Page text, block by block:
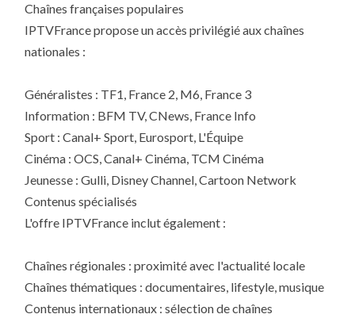
Chaînes françaises populaires
IPTVFrance propose un accès privilégié aux chaînes
nationales :
Généralistes : TF1, France 2, M6, France 3
Information : BFM TV, CNews, France Info
Sport : Canal+ Sport, Eurosport, L'Équipe
Cinéma : OCS, Canal+ Cinéma, TCM Cinéma
Jeunesse : Gulli, Disney Channel, Cartoon Network
Contenus spécialisés
L'offre IPTVFrance inclut également :
Chaînes régionales : proximité avec l'actualité locale
Chaînes thématiques : documentaires, lifestyle, musique
Contenus internationaux : sélection de chaînes